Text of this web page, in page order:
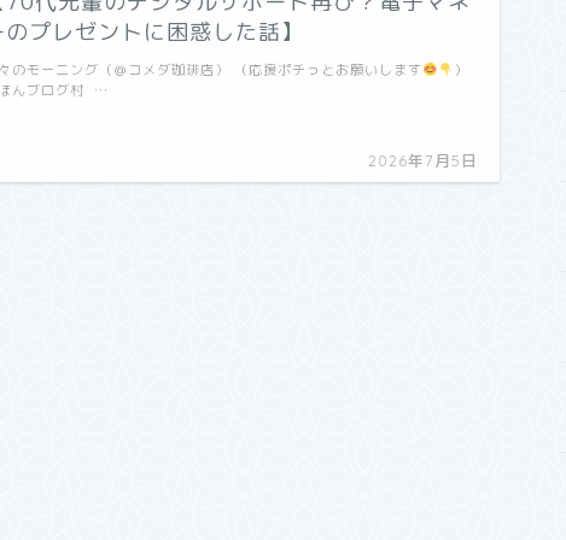
プレゼントに困惑した話】
2026年7月5日
のモーニング（＠コメダ珈琲店） （応援ポチっとお願いします
）
んブログ村 …